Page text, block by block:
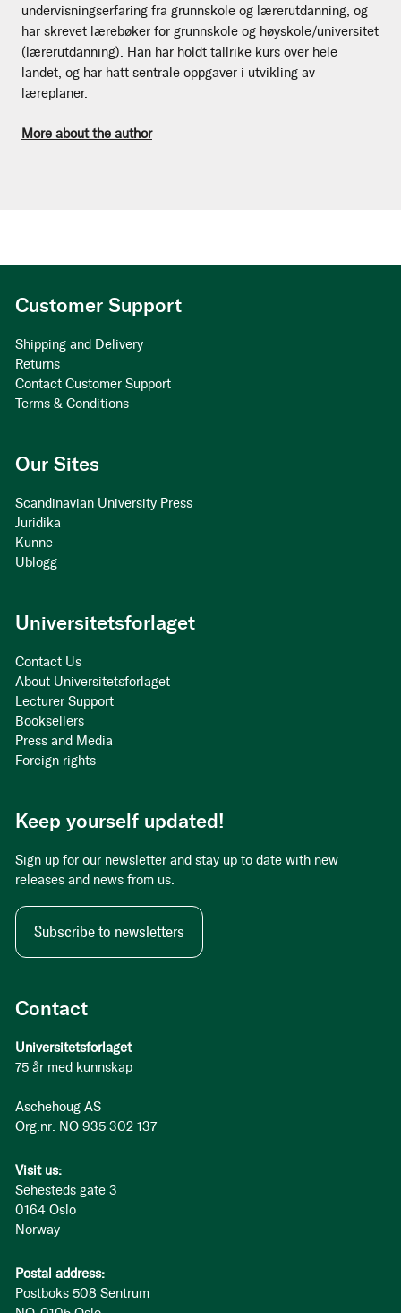
undervisningserfaring fra grunnskole og lærerutdanning, og
har skrevet lærebøker for grunnskole og høyskole/universitet
(lærerutdanning). Han har holdt tallrike kurs over hele
landet, og har hatt sentrale oppgaver i utvikling av
læreplaner.
More about the author
Contact
Universitetsforlaget
75 år med kunnskap
Aschehoug AS
Org.nr: NO 935 302 137
Visit us:
Sehesteds gate 3
0164 Oslo
Norway
Postal address:
Postboks 508 Sentrum
Customer Support
Shipping and Delivery
Returns
Contact Customer Support
Terms & Conditions
Our Sites
Scandinavian University Press
Juridika
Kunne
Ublogg
Universitetsforlaget
Contact Us
About Universitetsforlaget
Lecturer Support
Booksellers
Press and Media
Foreign rights
Keep yourself updated!
Sign up for our newsletter and stay up to date with new
releases and news from us.
Subscribe to newsletters